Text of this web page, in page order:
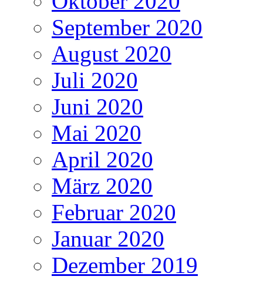
September 2020
August 2020
Juli 2020
Juni 2020
Mai 2020
April 2020
März 2020
Februar 2020
Januar 2020
Dezember 2019